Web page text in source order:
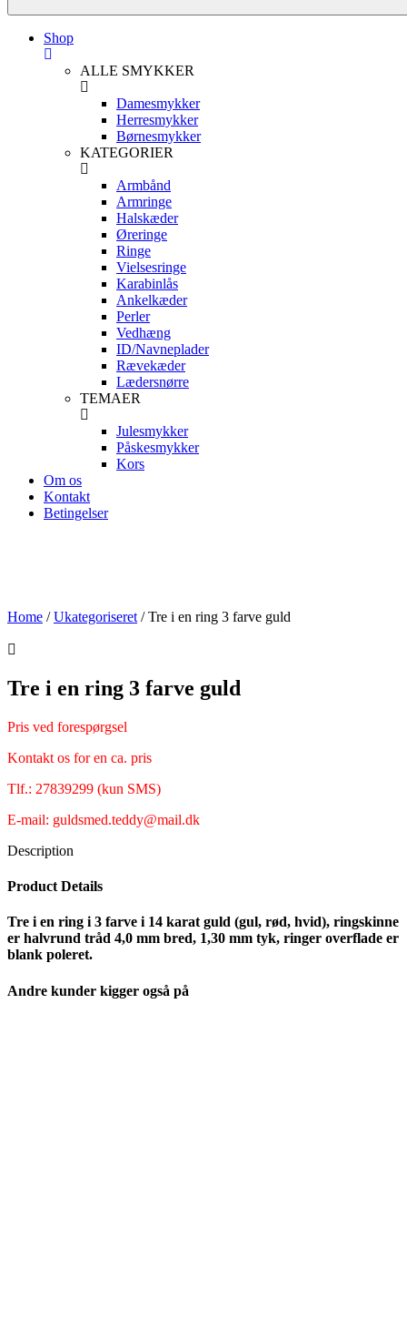
Shop
ALLE SMYKKER
Damesmykker
Herresmykker
Børnesmykker
KATEGORIER
Armbånd
Armringe
Halskæder
Øreringe
Ringe
Vielsesringe
Karabinlås
Ankelkæder
Perler
Vedhæng
ID/Navneplader
Rævekæder
Lædersnørre
TEMAER
Julesmykker
Påskesmykker
Kors
Om os
Kontakt
Betingelser
Home /Ukategoriseret / Tre i en ring 3 farve guld
Tre i en ring 3 farve guld
Pris ved forespørgsel
Kontakt os for en ca. pris
Tlf.: 27839299 (kun SMS)
E-mail: guldsmed.teddy@mail.dk
Description
Product Details
Tre i en ring i 3 farve i 14 karat guld (gul, rød, hvid), ringskinne
er halvrund tråd 4,0 mm bred, 1,30 mm tyk, ringer overflade er
blank poleret.
Andre kunder kigger også på